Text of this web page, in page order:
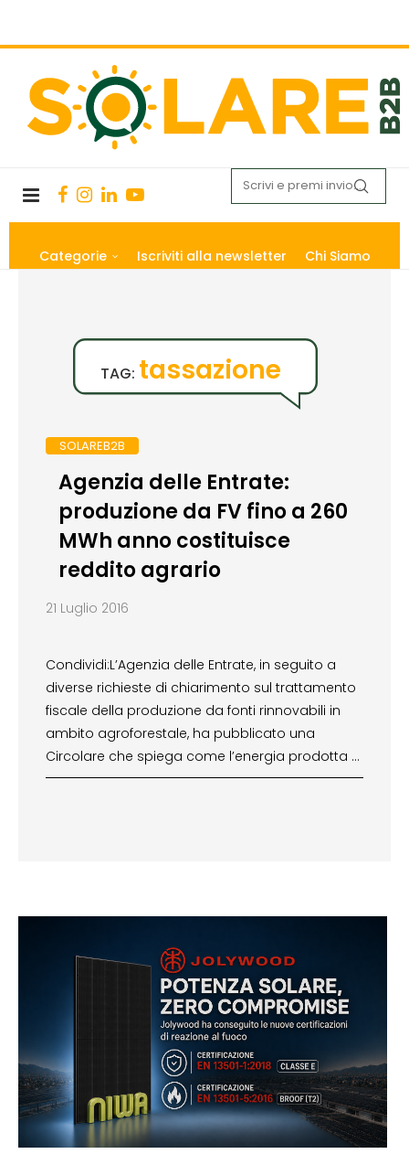
Categorie Iscriviti alla newsletter Chi Siamo
TAG: tassazione
SOLAREB2B
Agenzia delle Entrate:
produzione da FV fino a 260
MWh anno costituisce
reddito agrario
21 Luglio 2016
Condividi:L’Agenzia delle Entrate, in seguito a
diverse richieste di chiarimento sul trattamento
fiscale della produzione da fonti rinnovabili in
ambito agroforestale, ha pubblicato una
Circolare che spiega come l’energia prodotta …